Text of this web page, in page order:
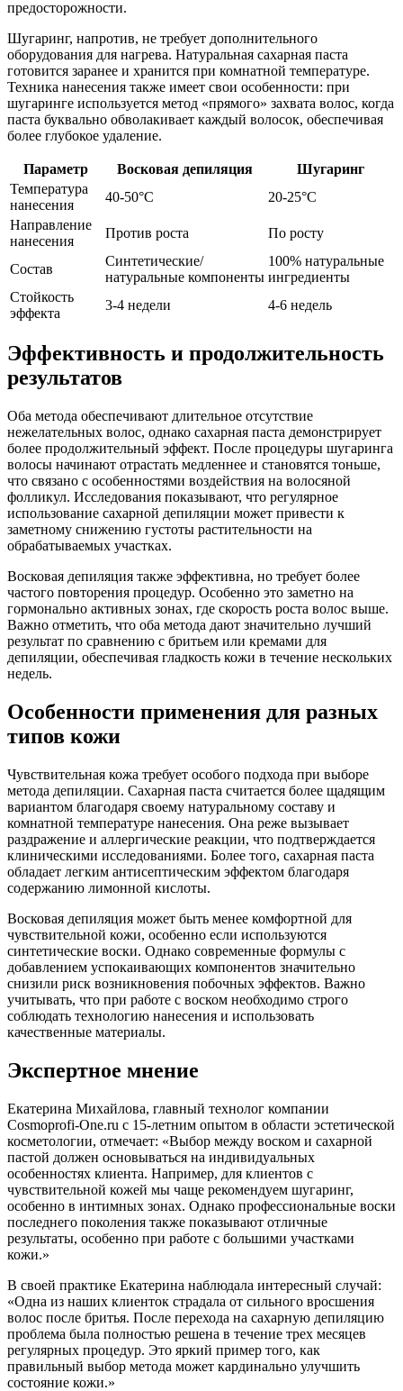
предосторожности.
Шугаринг, напротив, не требует дополнительного
оборудования для нагрева. Натуральная сахарная паста
готовится заранее и хранится при комнатной температуре.
Техника нанесения также имеет свои особенности: при
шугаринге используется метод «прямого» захвата волос, когда
паста буквально обволакивает каждый волосок, обеспечивая
более глубокое удаление.
Параметр Восковая депиляция
Шугаринг
Температура
нанесения
40-50°C
20-25°C
Направление
нанесения
Против роста По росту
Состав
Синтетические/
натуральные компоненты
100% натуральные
ингредиенты
Стойкость
эффекта
3-4 недели 4-6 недель
Эффективность и продолжительность
результатов
Оба метода обеспечивают длительное отсутствие
нежелательных волос, однако сахарная паста демонстрирует
более продолжительный эффект. После процедуры шугаринга
волосы начинают отрастать медленнее и становятся тоньше,
что связано с особенностями воздействия на волосяной
фолликул. Исследования показывают, что регулярное
использование сахарной депиляции может привести к
заметному снижению густоты растительности на
обрабатываемых участках.
Восковая депиляция также эффективна, но требует более
частого повторения процедур. Особенно это заметно на
гормонально активных зонах, где скорость роста волос выше.
Важно отметить, что оба метода дают значительно лучший
результат по сравнению с бритьем или кремами для
депиляции, обеспечивая гладкость кожи в течение нескольких
недель.
Особенности применения для разных
типов кожи
Чувствительная кожа требует особого подхода при выборе
метода депиляции. Сахарная паста считается более щадящим
вариантом благодаря своему натуральному составу и
комнатной температуре нанесения. Она реже вызывает
раздражение и аллергические реакции, что подтверждается
клиническими исследованиями. Более того, сахарная паста
обладает легким антисептическим эффектом благодаря
содержанию лимонной кислоты.
Восковая депиляция может быть менее комфортной для
чувствительной кожи, особенно если используются
синтетические воски. Однако современные формулы с
добавлением успокаивающих компонентов значительно
снизили риск возникновения побочных эффектов. Важно
учитывать, что при работе с воском необходимо строго
соблюдать технологию нанесения и использовать
качественные материалы.
Экспертное мнение
Екатерина Михайлова, главный технолог компании
Cosmoprofi-One.ru с 15-летним опытом в области эстетической
косметологии, отмечает: «Выбор между воском и сахарной
пастой должен основываться на индивидуальных
особенностях клиента. Например, для клиентов с
чувствительной кожей мы чаще рекомендуем шугаринг,
особенно в интимных зонах. Однако профессиональные воски
последнего поколения также показывают отличные
результаты, особенно при работе с большими участками
кожи.»
В своей практике Екатерина наблюдала интересный случай:
«Одна из наших клиенток страдала от сильного вросшения
волос после бритья. После перехода на сахарную депиляцию
проблема была полностью решена в течение трех месяцев
регулярных процедур. Это яркий пример того, как
правильный выбор метода может кардинально улучшить
состояние кожи.»